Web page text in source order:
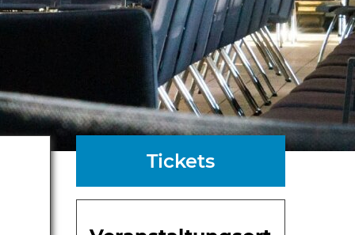
Tickets